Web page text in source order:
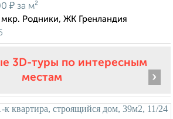
₽ за м²
Родники, ЖК Гренландия
3D-туры по интересным
местам
›